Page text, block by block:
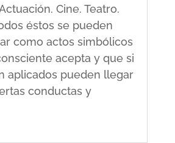
Cine. Teatro.
éstos se pueden
como actos simbólicos
acepta y que si
aplicados pueden llegar
conductas y